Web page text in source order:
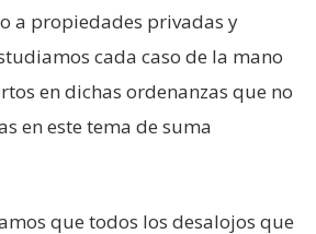
a propiedades privadas y
cada caso de la mano
en dichas ordenanzas que no
en este tema de suma
que todos los desalojos que